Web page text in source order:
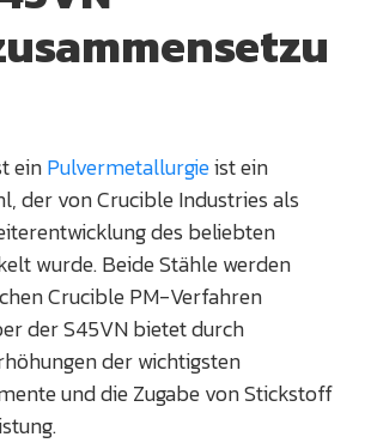
einPulvermetallurgieist ein
der von Crucible Industries als
des beliebten
wurde. Beide Stähle werden
Crucible PM-Verfahren
der S45VN bietet durch
der wichtigsten
und die Zugabe von Stickstoff